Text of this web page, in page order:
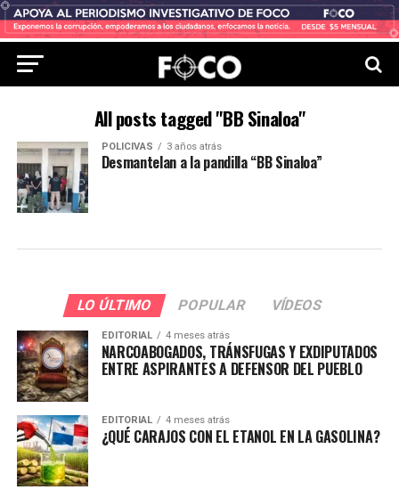
All posts tagged "BB Sinaloa"
POLICIVAS 3 años atrás
Desmantelan a la pandilla “BB Sinaloa”
LO ÚLTIMO POPULAR VÍDEOS
EDITORIAL 4 meses atrás
NARCOABOGADOS, TRÁNSFUGAS Y EXDIPUTADOS
ENTRE ASPIRANTES A DEFENSOR DEL PUEBLO
EDITORIAL 4 meses atrás
¿QUÉ CARAJOS CON EL ETANOL EN LA GASOLINA?